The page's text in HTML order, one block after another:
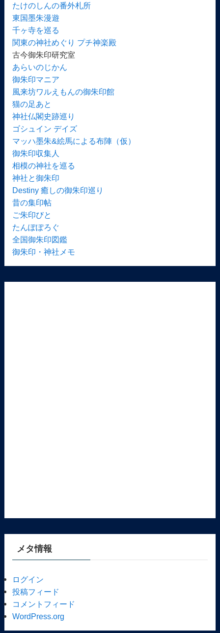
たけのしんの番外札所
東国墨朱漫遊
千ヶ寺を巡る
関東の神社めぐり プチ神楽殿
古今御朱印研究室
あらいのじかん
御朱印マニア
風来坊ワルえもんの御朱印館
猫の足あと
神社仏閣史跡巡り
ゴシュイン デイズ
マッハ墨朱&絵馬による布陣（仮）
御朱印収集人
相模の神社を巡る
神社と御朱印
Destiny 癒しの御朱印巡り
昔の集印帖
ご朱印びと
たんぽぽろぐ
全国御朱印図鑑
御朱印・神社メモ
メタ情報
ログイン
投稿フィード
コメントフィード
WordPress.org